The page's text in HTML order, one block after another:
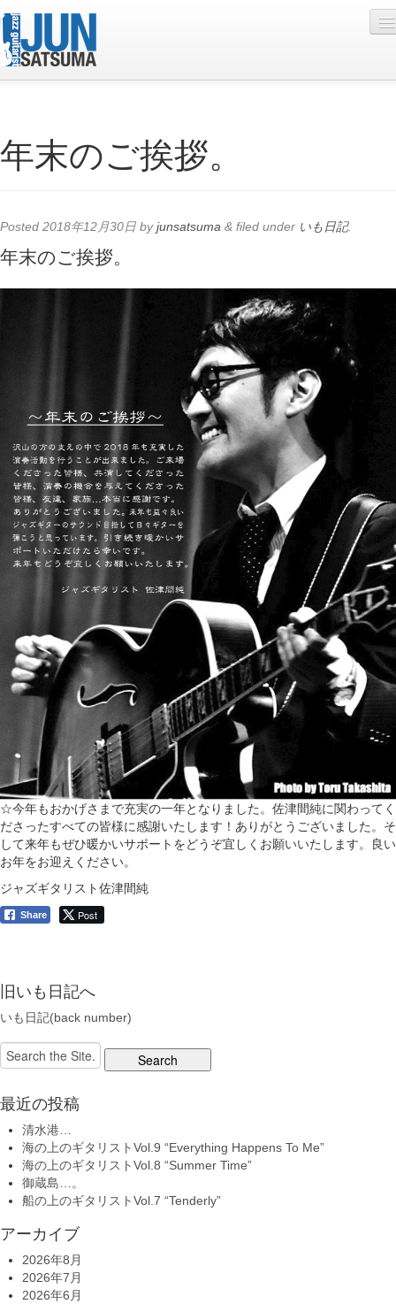
Live Schedule
Photo
Contact
年末のご挨拶。
Posted 2018年12月30日 byjunsatsuma & filed under いも日記.
年末のご挨拶。
☆今年もおかげさまで充実の一年となりました。佐津間純に関わってく
ださったすべての皆様に感謝いたします！ありがとうございました。そ
して来年もぜひ暖かいサポートをどうぞ宜しくお願いいたします。良い
お年をお迎えください。
ジャズギタリスト佐津間純
Share Post
旧いも日記へ
いも日記(back number)
Search
for:
最近の投稿
清水港…
海の上のギタリストVol.9 “Everything Happens To Me”
海の上のギタリストVol.8 “Summer Time”
御蔵島…。
船の上のギタリストVol.7 “Tenderly”
アーカイブ
2026年8月
2026年7月
2026年6月